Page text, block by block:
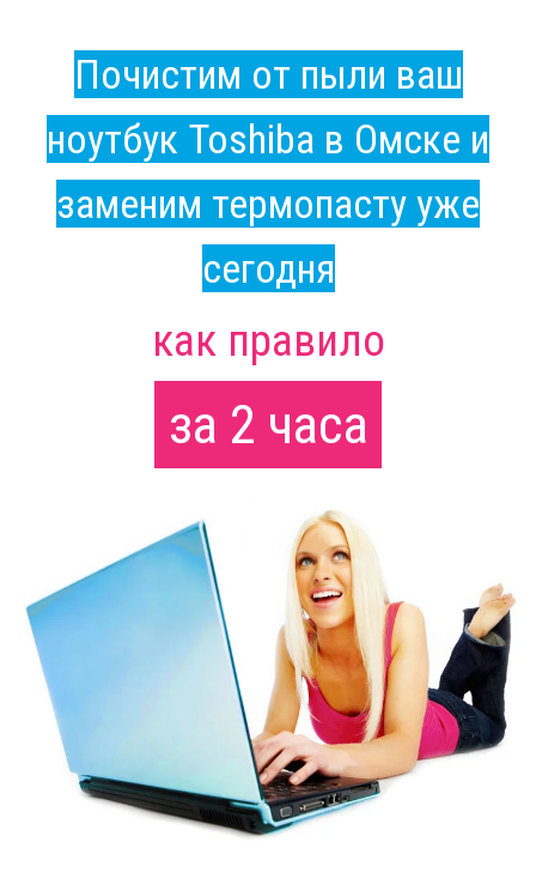
Почистим от пыли ваш
ноутбук Toshiba в Омске и
заменим термопасту уже
сегодня
как правило
за 2 часа